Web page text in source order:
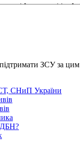
ЗСУ за цим
СНиП України
ДБН?